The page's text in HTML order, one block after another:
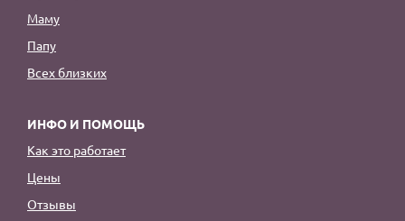
Маму
Папу
Всех близких
ИНФО И ПОМОЩЬ
Как это работает
Цены
Отзывы